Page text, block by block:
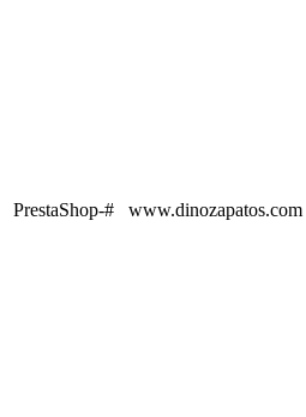
PrestaShop-# www.dinozapatos.com